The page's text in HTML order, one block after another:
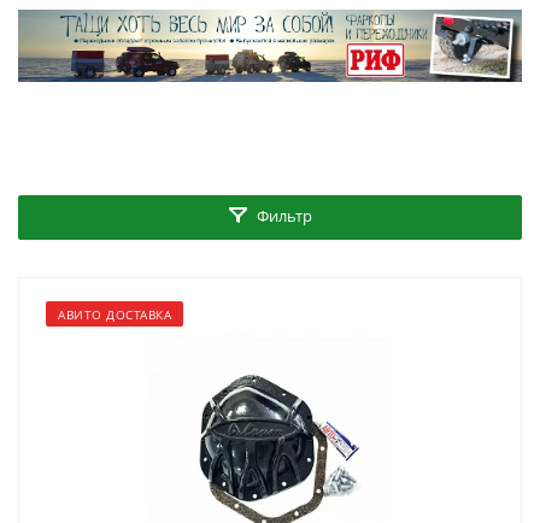
Фильтр
АВИТО ДОСТАВКА